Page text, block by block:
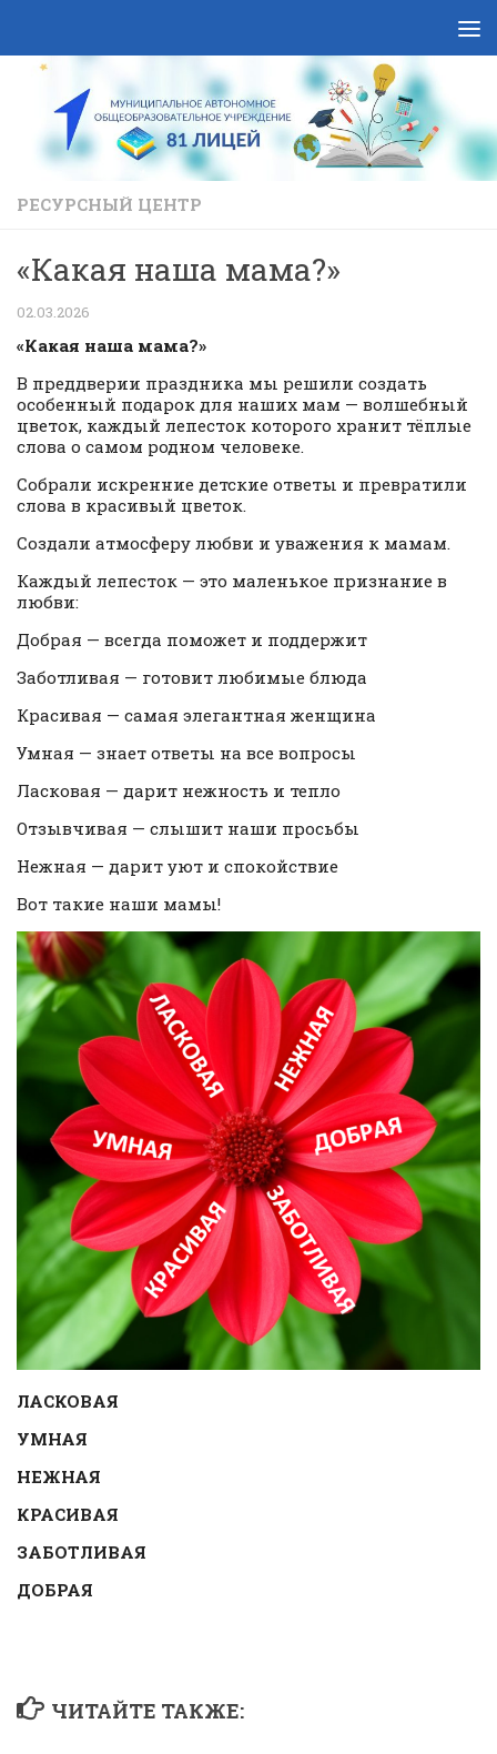
РЕСУРСНЫЙ ЦЕНТР
«Какая наша мама?»
02.03.2026
«Какая наша мама?»
В преддверии праздника мы решили создать
особенный подарок для наших мам — волшебный
цветок, каждый лепесток которого хранит тёплые
слова о самом родном человеке.
Собрали искренние детские ответы и превратили
слова в красивый цветок.
Создали атмосферу любви и уважения к мамам.
Каждый лепесток — это маленькое признание в
любви:
Добрая — всегда поможет и поддержит
Заботливая — готовит любимые блюда
Красивая — самая элегантная женщина
Умная — знает ответы на все вопросы
Ласковая — дарит нежность и тепло
Отзывчивая — слышит наши просьбы
Нежная — дарит уют и спокойствие
Вот такие наши мамы!
ЛАСКОВАЯ
УМНАЯ
НЕЖНАЯ
КРАСИВАЯ
ЗАБОТЛИВАЯ
ДОБРАЯ
ЧИТАЙТЕ ТАКЖЕ: